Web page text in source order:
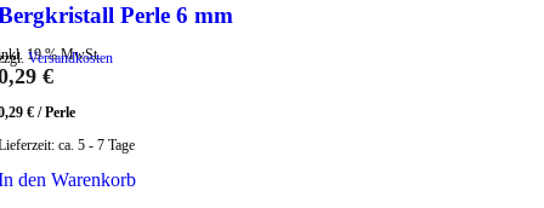
Perle 6 mm
19 % MwSt.
Versandkosten
€
€ /Perle
ca. 5 - 7 Tage
den Warenkorb